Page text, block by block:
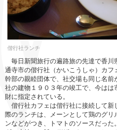
偕行社ランチ
毎日新聞旅行の遍路旅の先達で香川
通寺市の偕行社（かいこうしゃ）カ
幹部の親睦団体で、社交場も同じ名
社の建物１９０３年の竣工で、今は
財に指定されている。
偕行社カフェは偕行社に接続して新
際のランチは、メーンとして鶏のグ
ンなどがつき、トマトのソースだった